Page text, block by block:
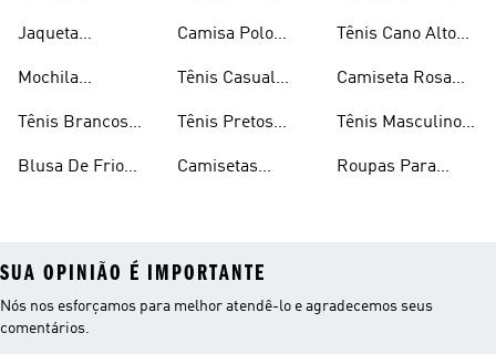
Jaqueta
Mochila
Tênis Brancos
Blusa De Frio
Camisa Polo
Tênis Casual
Tênis Pretos
Camisetas
Tênis Cano Alto
Camiseta Rosa
Tênis Masculino
Roupas Para
SUA OPINIÃO É IMPORTANTE
Nós nos esforçamos para melhor atendê-lo e agradecemos seus
comentários.